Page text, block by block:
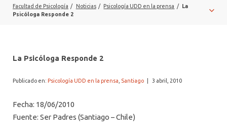
POSTGRADOS Y EDUCACIÓN CONTINUA
Facultad de Psicología / Noticias / Psicología UDD en la prensa /
La
Psicóloga Responde 2
La Psicóloga Responde 2
Publicado en: Psicología UDD en la prensa Santiago 3 abril, 2010
Fecha: 18/06/2010
Fuente: Ser Padres (Santiago – Chile)